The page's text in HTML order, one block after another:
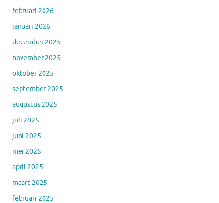
februari 2026
januari 2026
december 2025
november 2025
oktober 2025
september 2025
augustus 2025
juli 2025
juni 2025
mei 2025
april 2025
maart 2025
februari 2025